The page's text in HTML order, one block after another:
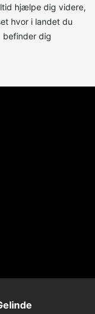
hjælpe dig videre,
hvor i landet du
befinder dig